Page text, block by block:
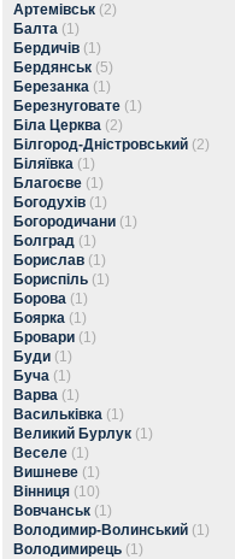
Артемівськ (2)
Балта (1)
Бердичів (1)
Бердянськ (5)
Березанка (1)
Березнуговате (1)
Біла Церква (2)
Білгород-Дністровський (2)
Біляївка (1)
Благоєве (1)
Богодухів (1)
Богородичани (1)
Болград (1)
Борислав (1)
Бориспіль (1)
Борова (1)
Боярка (1)
Бровари (1)
Буди (1)
Буча (1)
Варва (1)
Васильківка (1)
Великий Бурлук (1)
Веселе (1)
Вишневе (1)
Вінниця (10)
Вовчанськ (1)
Володимир-Волинський (1)
Володимирець (1)